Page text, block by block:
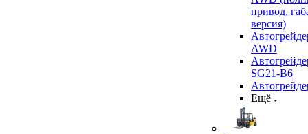
привод,
версия)
AWD
SG21-B6
Ещё